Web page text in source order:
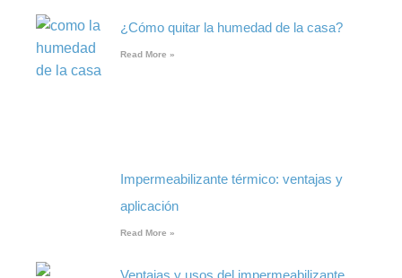
¿Cómo quitar la humedad de la casa?
Read More »
Impermeabilizante térmico: ventajas y
aplicación
Read More »
Ventajas y usos del impermeabilizante